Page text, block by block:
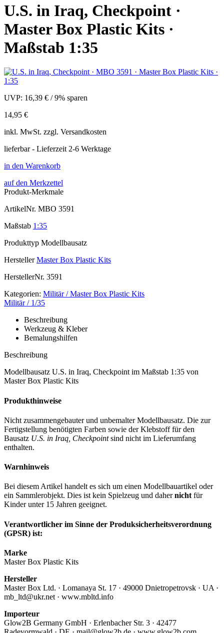
U.S. in Iraq, Checkpoint ·
Master Box Plastic Kits ·
Maßstab 1:35
UVP: 16,39 € /9% sparen
14,95 €
inkl. MwSt. zzgl. Versandkosten
lieferbar - Lieferzeit 2-6 Werktage
in den Warenkorb
auf den Merkzettel
Produkt-Merkmale
ArtikelNr. MBO 3591
Maßstab 1:35
Produkttyp Modellbausatz
Hersteller Master Box Plastic Kits
HerstellerNr. 3591
Kategorien: Militär / Master Box Plastic Kits
Militär / 1/35
Beschreibung
Werkzeug & Kleber
Bemalungshilfen
Beschreibung
Modellbausatz U.S. in Iraq, Checkpoint im Maßstab 1:35 von
Master Box Plastic Kits
Produkthinweise
Nicht zusammengebauter und unbemalter Modellbausatz. Die zur
Fertigstellung benötigten Farben sowie der Klebstoff für den
Bausatz U.S. in Iraq, Checkpointsind nicht im Lieferumfang
enthalten.
Warnhinweis
Bei diesem Artikel handelt es sich um einen Modellbauartikel oder
ein Sammlerobjekt. Dies ist kein Spielzeug und dahernicht für
Kinder unter 15 Jahren geeignet.
Verantwortlicher im Sinne der Produksicherheitsverordnung
(GPSR) ist:
Marke
Master Box Plastic Kits
Hersteller
Master Box Ltd. · Lomanaya St. 17 · 49000 Dnietropetrovsk · UA ·
mb_ltd@ukr.net · www.mbltd.info
Importeur
Glow2B Germany GmbH · Erlenbacher Str. 3 · 42477